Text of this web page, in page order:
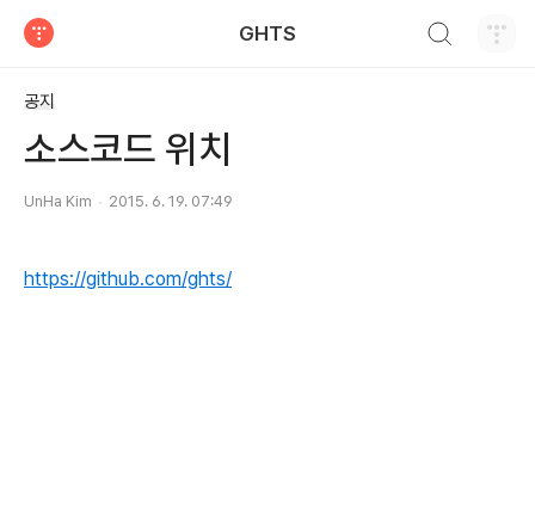
GHTS
공지
소스코드 위치
UnHa Kim 2015. 6. 19. 07:49
https://github.com/ghts/